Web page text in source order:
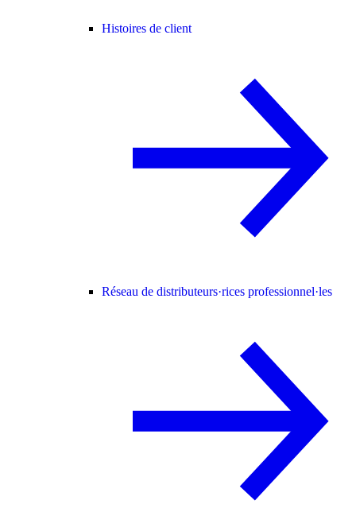
Histoires de client
Réseau de distributeurs·rices professionnel·les